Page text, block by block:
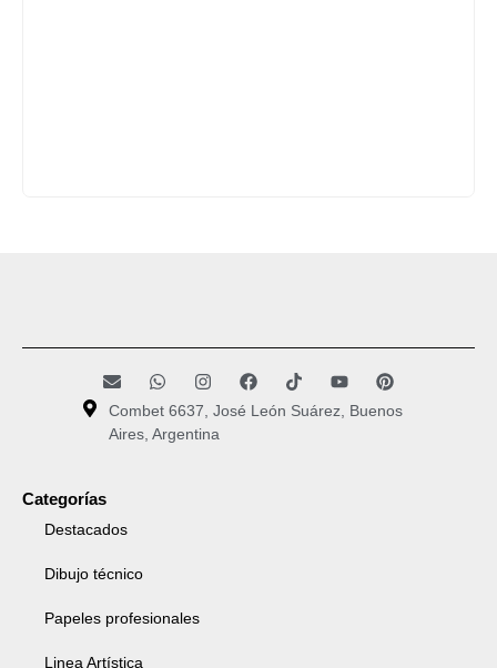
Combet 6637, José León Suárez, Buenos
Aires, Argentina
Categorías
Destacados
Dibujo técnico
Papeles profesionales
Linea Artística